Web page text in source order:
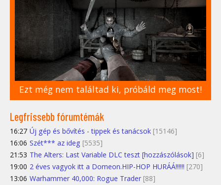
Ezt még nem találtad ki, próbáld meg most!
Legfrissebb fórumtémák
16:27 Új gép és bővítés - tippek és tanácsok [15146]
16:06 Szét*** az ideg [5535]
21:53 The Alters: Last Variable DLC teszt [hozzászólások] [6]
19:00 2 éves vagyok itt a Domeon.HIP-HOP HURÁÁ!!!!!! [270]
13:06 Warhammer 40,000: Rogue Trader [88]